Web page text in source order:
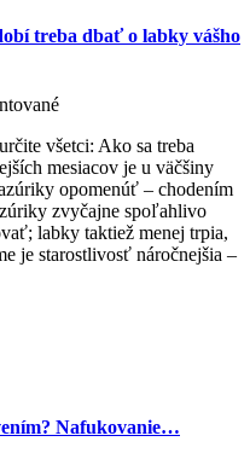
treba dbať o labky vášho
všetci: Ako sa treba
mesiacov je u väčšiny
opomenúť – chodením
zvyčajne spoľahlivo
labky taktiež menej trpia,
je starostlivosť náročnejšia –
Nafukovanie…